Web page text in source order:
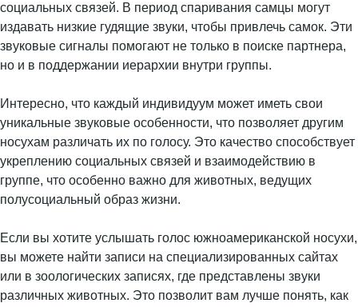
социальных связей. В период спаривания самцы могут
издавать низкие гудящие звуки, чтобы привлечь самок. Эти
звуковые сигналы помогают не только в поиске партнера,
но и в поддержании иерархии внутри группы.
Интересно, что каждый индивидуум может иметь свои
уникальные звуковые особенности, что позволяет другим
носухам различать их по голосу. Это качество способствует
укреплению социальных связей и взаимодействию в
группе, что особенно важно для животных, ведущих
полусоциальный образ жизни.
Если вы хотите услышать голос южноамериканской носухи,
вы можете найти записи на специализированных сайтах
или в зоологических записях, где представлены звуки
различных животных. Это позволит вам лучше понять, как